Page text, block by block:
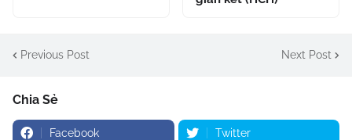
Previous Post Next Post
Chia Sẻ
Facebook Twitter